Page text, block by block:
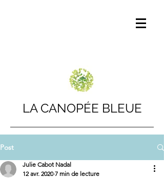
LA CANOPÉE BLEUE
Post
Julie Cabot Nadal
12 avr. 2020 7 min de lecture